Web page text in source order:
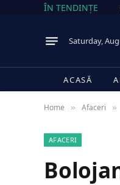
ÎN TENDINȚE
Saturday,
ACASĂ
Home » Afaceri »
AFACERI